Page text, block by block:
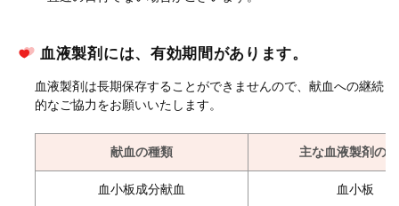
血液製剤には、有効期間があります。
血液製剤は長期保存することができませんので、献血への継続
的なご協力をお願いいたします。
献血の種類 主な血液製剤の
血小板成分献血 血小板